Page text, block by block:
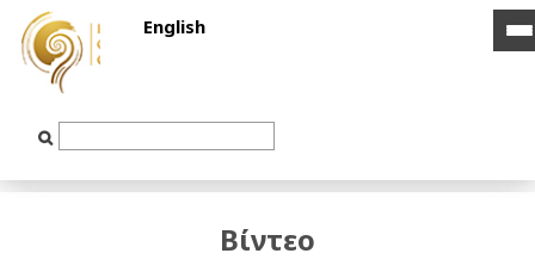
English
Input
Βίντεο